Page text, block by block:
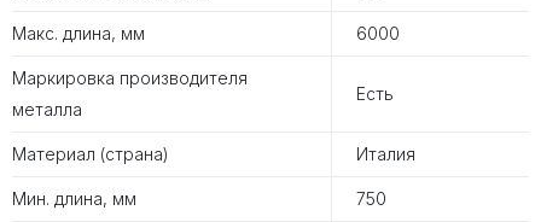
Макс. длина, мм 6000
Маркировка производителя
металла
Есть
Материал (страна) Италия
Мин. длина, мм 750